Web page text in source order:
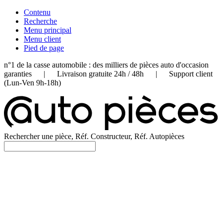
Contenu
Recherche
Menu principal
Menu client
Pied de page
n°1 de la casse automobile : des milliers de pièces auto d'occasion
garanties | Livraison gratuite 24h / 48h | Support client
(Lun-Ven 9h-18h)
Rechercher une pièce, Réf. Constructeur, Réf. Autopièces